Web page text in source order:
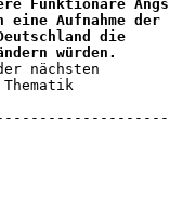
Funktionäre
Aufnahme der
die
würden.
nächsten